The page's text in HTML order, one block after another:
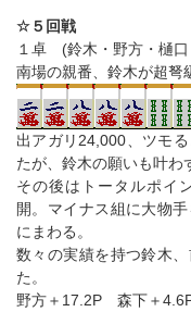
☆５回戦
１卓 (鈴木・野方・樋口
南場の親番、鈴木が超弩
出アガリ24,000、ツモ
たが、鈴木の願いも叶わ
その後はトータルポイ
開。マイナス組に大物
にまわる。
数々の実績を持つ鈴木
た。
野方＋17.2P 森下＋